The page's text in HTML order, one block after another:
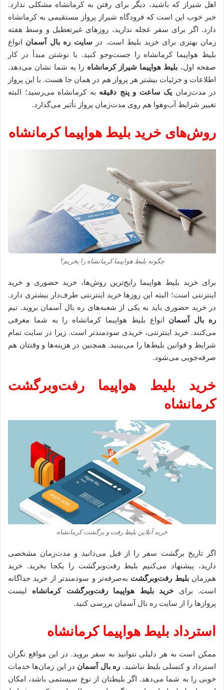
اهل شیراز که باشید، دیگر برای رفتن به کرمانشاه مشکلی ندارد.
خبر خوب این است که فرودگاه شیراز پرواز مستقیمی به کرمانشاه
دارد. اگر برای سفر عجله ندارید، روزهای غیرتعطیل و وسط هفته
زمان بهتری برای خرید بلیط است. در سایت ره بال آسمان انواع
بلیط‌ هواپیما کرمانشاه را جست‌وجو کنید. با نوشتن مبدأ در کار
صفحه اول، بلیط‌ هواپیما شیراز کرمانشاه را به شما نشان می‌دهد.
اطلاعات و جزئیات بیشتر هر پرواز هم در همان جا هست. با این پرواز
در مدت‌زمان یک ساعت و پنج دقیقه به کرمانشاه می‌رسید؛ البته
تغییر شرایط آب‌وهوا هم روی مدت‌زمان پرواز تأثیر می‌گذارد.
روش‌های خرید بلیط هواپیما کرمانشاه
چگونه بلیط هواپیما کرمانشاه را بخریم؟
برای خرید بلیط هواپیما رایج‌ترین روش‌ها، خرید حضوری و خرید
اینترنتی است؛ البته این روزها خرید اینترنتی طرف‌دار بیشتری دارد.
در خرید حضوری باید به یکی از شعبه‌های ره بال آسمان بروید. تیم
ره بال آسمان انواع بلیط هواپیما کرمانشاه را به شما معرفی
می‌کنند. خرید اینترنتی، خریدی سودمندتر است. زیرا در سایت تمام
شرایط و قوانین بلیط‌ها را می‌بینید. همچنین در هزینه‌ها و وقتتان هم
صرفه‌جویی می‌شود.
خرید بلیط هواپیما رفت‌وبرگشت
کرمانشاه
خرید آنلاین بلیط رفت و برگشت کرمانشاه
اگر تاریخ برگشت سفر را از قبل می‌دانید و مدت‌زمان مشخصی
دارید، پیشنهاد می‌کنیم بلیط رفت‌وبرگشت را یکجا بخرید. خرید
هم‌زمانبلیط رفت‌وبرگشت به‌صرفه‌تر و سودمندتر از خرید جداگانه
است. برای خرید بلیط هواپیما رفت‌وبرگشت کرمانشاه لیست
پروازها را از سایت ره بال آسمان بررسی کنید.
استرداد بلیط هواپیما کرمانشاه
ممکن است به هر دلیلی نتوانید به سفر بروید. در این مواقع نگران
استرداد و کنسلی بلیط نباشید. ره بال آسمان در این زمان‌ها خدمات
خوبی را به شما می‌دهد. اگر بلیطتان از نوع سیستمی باشد، امکان